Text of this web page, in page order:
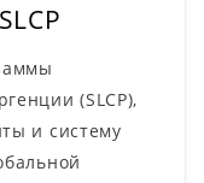
(SLCP),
и систему